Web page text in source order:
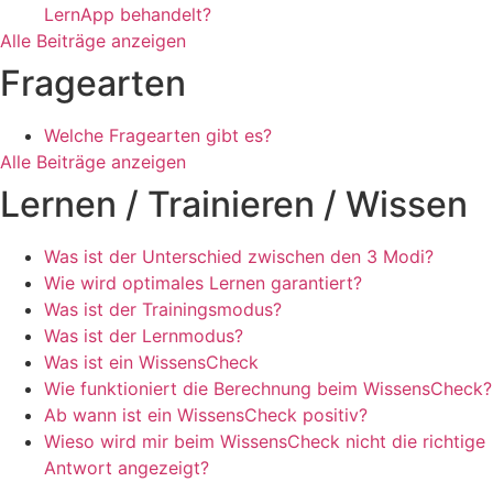
LernApp behandelt?
Alle Beiträge anzeigen
Fragearten
Welche Fragearten gibt es?
Alle Beiträge anzeigen
Lernen / Trainieren / Wissen
Was ist der Unterschied zwischen den 3 Modi?
Wie wird optimales Lernen garantiert?
Was ist der Trainingsmodus?
Was ist der Lernmodus?
Was ist ein WissensCheck
Wie funktioniert die Berechnung beim WissensCheck?
Ab wann ist ein WissensCheck positiv?
Wieso wird mir beim WissensCheck nicht die richtige
Antwort angezeigt?